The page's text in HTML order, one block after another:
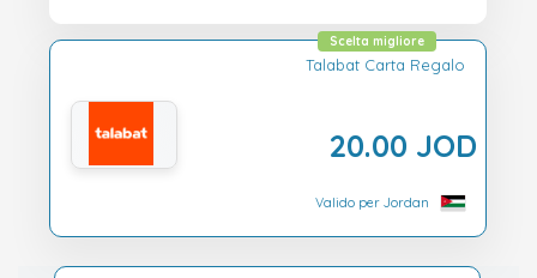
Talabat Carta Regalo
20.00 JOD
Scelta migliore
Valido per Jordan